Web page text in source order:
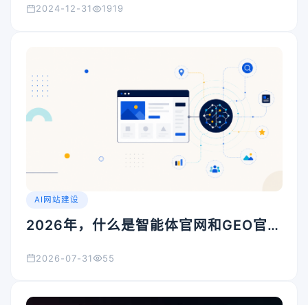
2024-12-31 1919
AI网站建设
2026年，什么是智能体官网和GEO官
点2026-07-31 55